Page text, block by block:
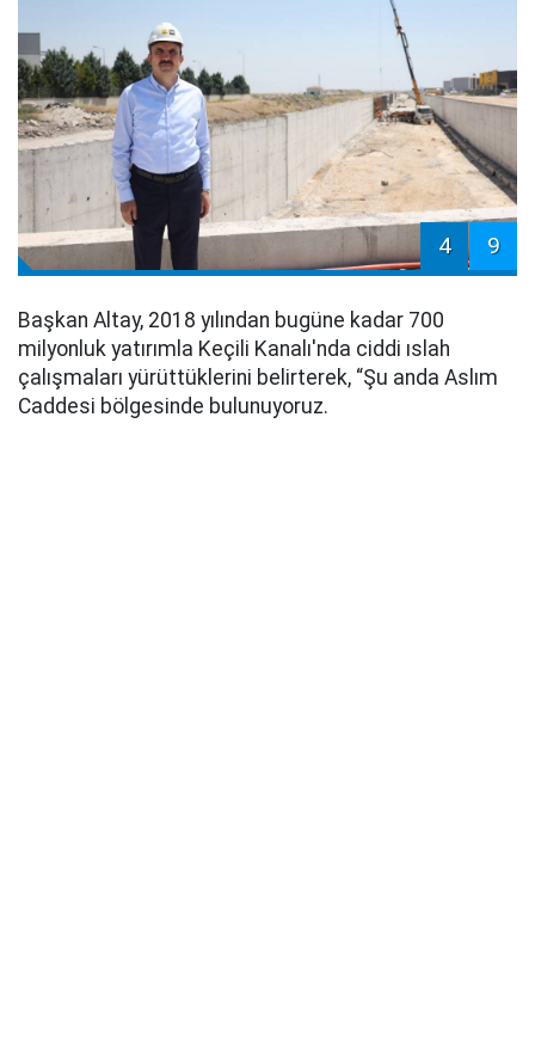
4 9
Başkan Altay, 2018 yılından bugüne kadar 700
milyonluk yatırımla Keçili Kanalı'nda ciddi ıslah
çalışmaları yürüttüklerini belirterek, “Şu anda Aslım
Caddesi bölgesinde bulunuyoruz.